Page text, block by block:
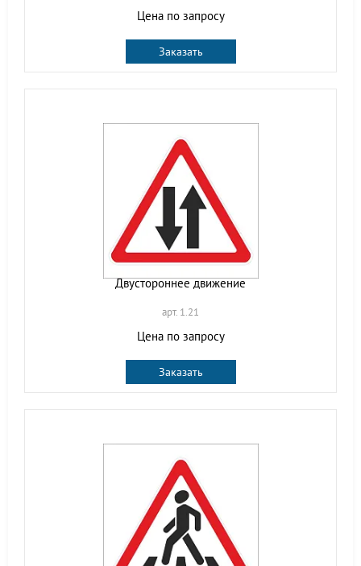
Цена по запросу
Заказать
Двустороннее движение
арт. 1.21
Цена по запросу
Заказать